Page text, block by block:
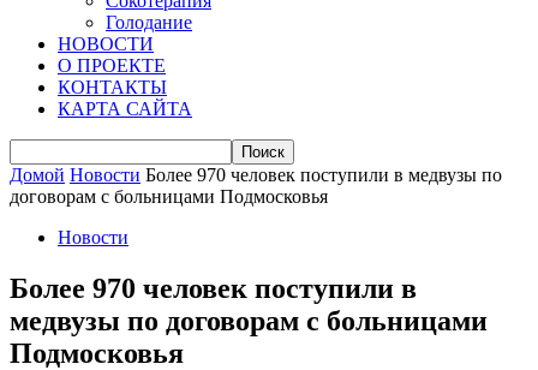
Голодание
НОВОСТИ
О ПРОЕКТЕ
КОНТАКТЫ
КАРТА САЙТА
Домой Новости Более 970 человек поступили в медвузы по
договорам с больницами Подмосковья
Новости
Более 970 человек поступили в
медвузы по договорам с больницами
Подмосковья